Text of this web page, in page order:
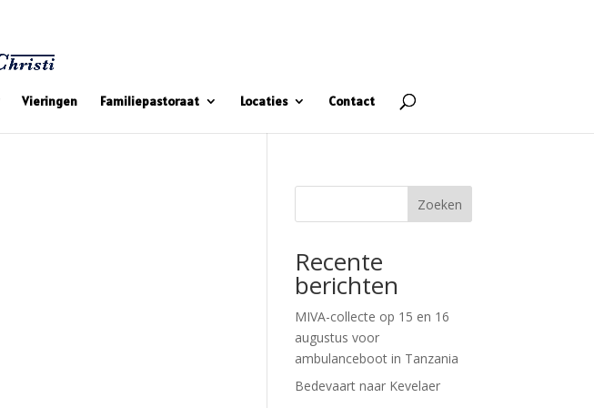
Vieringen Familiepastoraat Locaties Contact
Zoeken
Recente
berichten
MIVA-collecte op 15 en 16
augustus voor
ambulanceboot in Tanzania
Bedevaart naar Kevelaer